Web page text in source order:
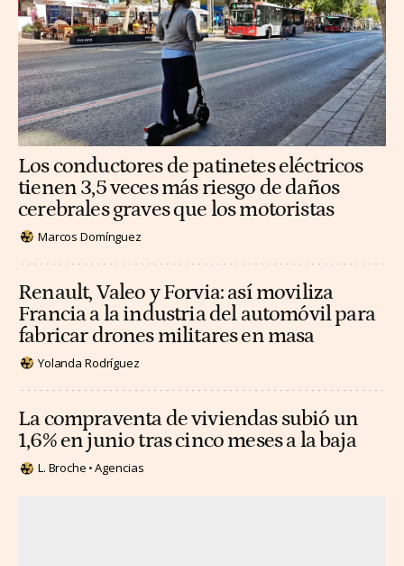
Los conductores de patinetes eléctricos
tienen 3,5 veces más riesgo de daños
cerebrales graves que los motoristas
Marcos Domínguez
Renault, Valeo y Forvia: así moviliza
Francia a la industria del automóvil para
fabricar drones militares en masa
Yolanda Rodríguez
La compraventa de viviendas subió un
1,6% en junio tras cinco meses a la baja
L. Broche Agencias